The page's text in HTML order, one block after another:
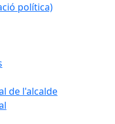
política)
de l'alcalde